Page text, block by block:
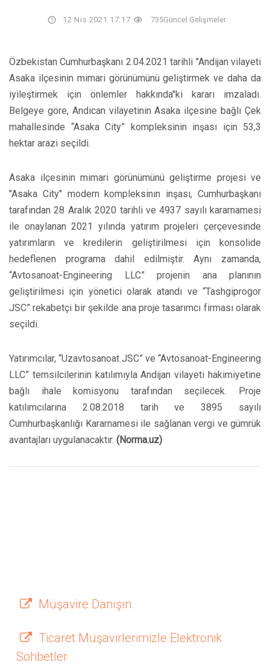
12 Nis 2021 17:17 735Güncel Gelişmeler
Özbekistan Cumhurbaşkanı 2.04.2021 tarihli "Andijan vilayeti
Asaka ilçesinin mimari görünümünü geliştirmek ve daha da
iyileştirmek için önlemler hakkında"ki kararı imzaladı.
Belgeye göre, Andican vilayetinin Asaka ilçesine bağlı Çek
mahallesinde “Asaka City” kompleksinin inşası için 53,3
hektar arazi seçildi.
Asaka ilçesinin mimari görünümünü geliştirme projesi ve
"Asaka City" modern kompleksinın inşası, Cumhurbaşkanı
tarafından 28 Aralık 2020 tarihli ve 4937 sayılı kararnamesi
ile onaylanan 2021 yılında yatırım projeleri çerçevesinde
yatırımların ve kredilerin geliştirilmesi için konsolide
hedeflenen programa dahil edilmiştir. Aynı zamanda,
“Avtosanoat-Engineering LLC” projenin ana planının
geliştirilmesi için yönetici olarak atandı ve “Tashgiprogor
JSC” rekabetçi bir şekilde ana proje tasarımcı firması olarak
seçildi.
Yatırımcılar, “Uzavtosanoat JSC” ve “Avtosanoat-Engineering
LLC” temsilcilerinin katılımıyla Andijan vilayeti hakimiyetine
bağlı ihale komisyonu tarafından seçilecek. Proje
katılımcılarına 2.08.2018 tarih ve 3895 sayılı
Cumhurbaşkanlığı Kararnamesi ile sağlanan vergi ve gümrük
avantajları uygulanacaktır. (Norma.uz)
Müşavire Danışın
Ticaret Müşavirlerimizle Elektronik
Sohbetler